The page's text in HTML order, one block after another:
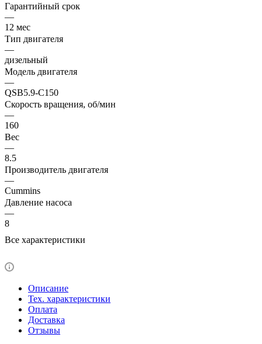
Гарантийный срок
—
12 мес
Тип двигателя
—
дизельный
Модель двигателя
—
QSB5.9-C150
Скорость вращения, об/мин
—
160
Вес
—
8.5
Производитель двигателя
—
Cummins
Давление насоса
—
8
Все характеристики
Описание
Тех. характеристики
Оплата
Доставка
Отзывы